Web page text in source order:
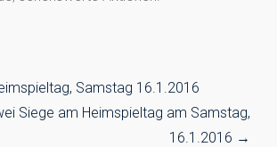
Samstag 16.1.2016
Siege am Heimspieltag am Samstag,
16.1.2016 →